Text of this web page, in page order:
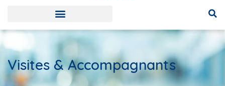
Visites & Accompagnants